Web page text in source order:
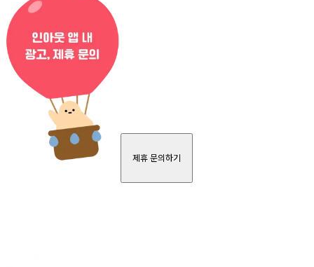
제휴 문의하기